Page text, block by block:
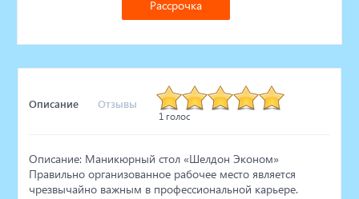
Рассрочка
Описание Отзывы
1 голос
Описание: Маникюрный стол «Шелдон Эконом»
Правильно организованное рабочее место является
чрезвычайно важным в профессиональной карьере.